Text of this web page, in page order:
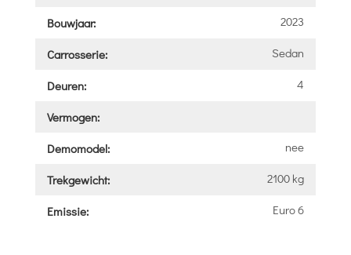
Bouwjaar: 2023
Carrosserie: Sedan
Deuren: 4
Vermogen:
Demomodel:
nee
Trekgewicht: 2100 kg
Emissie: Euro 6